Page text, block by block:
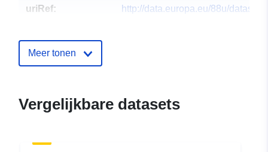
uriRef:
http://data.europa.eu/88u/dataset/
Meer tonen
Vergelijkbare datasets